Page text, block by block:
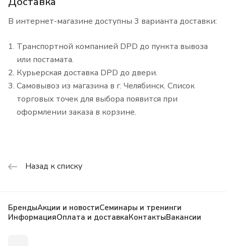
В интернет-магазине доступны 3 варианта доставки:
Транспортной компанией DPD до пункта вывоза
или постамата.
Курьерская доставка DPD до двери.
Самовывоз из магазина в г. Челябинск. Список
торговых точек для выбора появится при
оформлении заказа в корзине.
Назад к списку
БрендыАкции и новостиСеминары и тренинги
ИнформацияОплата и доставкаКонтактыВакансии